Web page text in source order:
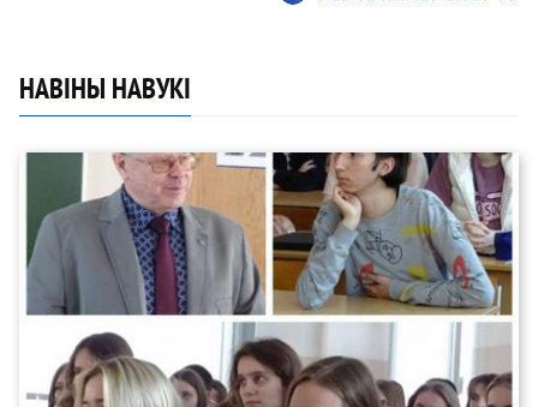
НАВІНЫ НАВУКІ